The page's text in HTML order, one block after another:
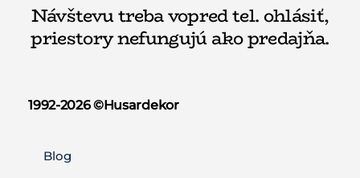
Návštevu treba vopred tel. ohlásiť,
priestory nefungujú ako predajňa.
1992-2026 ©️Husardekor
Blog